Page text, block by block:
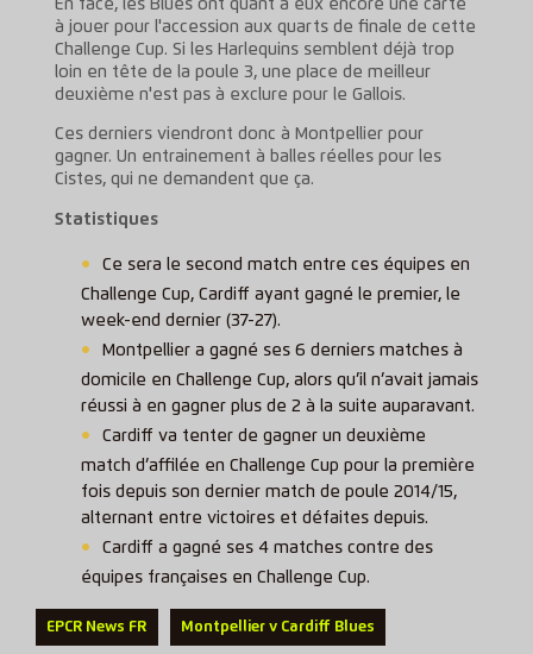
En face, les Blues ont quant à eux encore une carte
à jouer pour l'accession aux quarts de finale de cette
Challenge Cup. Si les Harlequins semblent déjà trop
loin en tête de la poule 3, une place de meilleur
deuxième n'est pas à exclure pour le Gallois.
Ces derniers viendront donc à Montpellier pour
gagner. Un entrainement à balles réelles pour les
Cistes, qui ne demandent que ça.
Statistiques
Ce sera le second match entre ces équipes en
Challenge Cup, Cardiff ayant gagné le premier, le
week-end dernier (37-27).
Montpellier a gagné ses 6 derniers matches à
domicile en Challenge Cup, alors qu’il n’avait jamais
réussi à en gagner plus de 2 à la suite auparavant.
Cardiff va tenter de gagner un deuxième
match d’affilée en Challenge Cup pour la première
fois depuis son dernier match de poule 2014/15,
alternant entre victoires et défaites depuis.
Cardiff a gagné ses 4 matches contre des
équipes françaises en Challenge Cup.
EPCR News FR Montpellier v Cardiff Blues